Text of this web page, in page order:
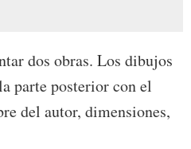
dos obras. Los dibujos
parte posterior con el
del autor, dimensiones,